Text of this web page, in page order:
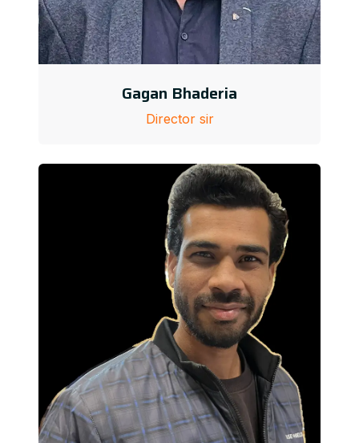
Gagan Bhaderia
Director sir